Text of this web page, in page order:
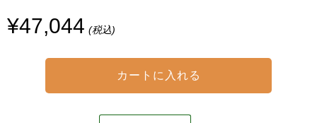
¥47,044 (税込)